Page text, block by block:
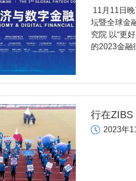
11月11日
坛暨全球金
究院 以“更
的2023金融
行在ZIBS
2023年